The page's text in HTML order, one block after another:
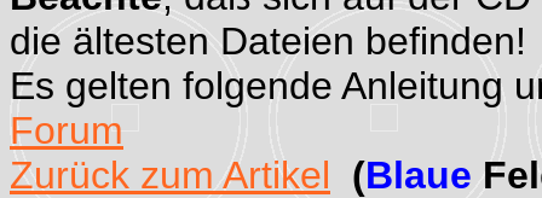
die ältesten Dateien befinden!
Es gelten folgende Anleitung
Forum
Zurück zum Artikel (Blaue